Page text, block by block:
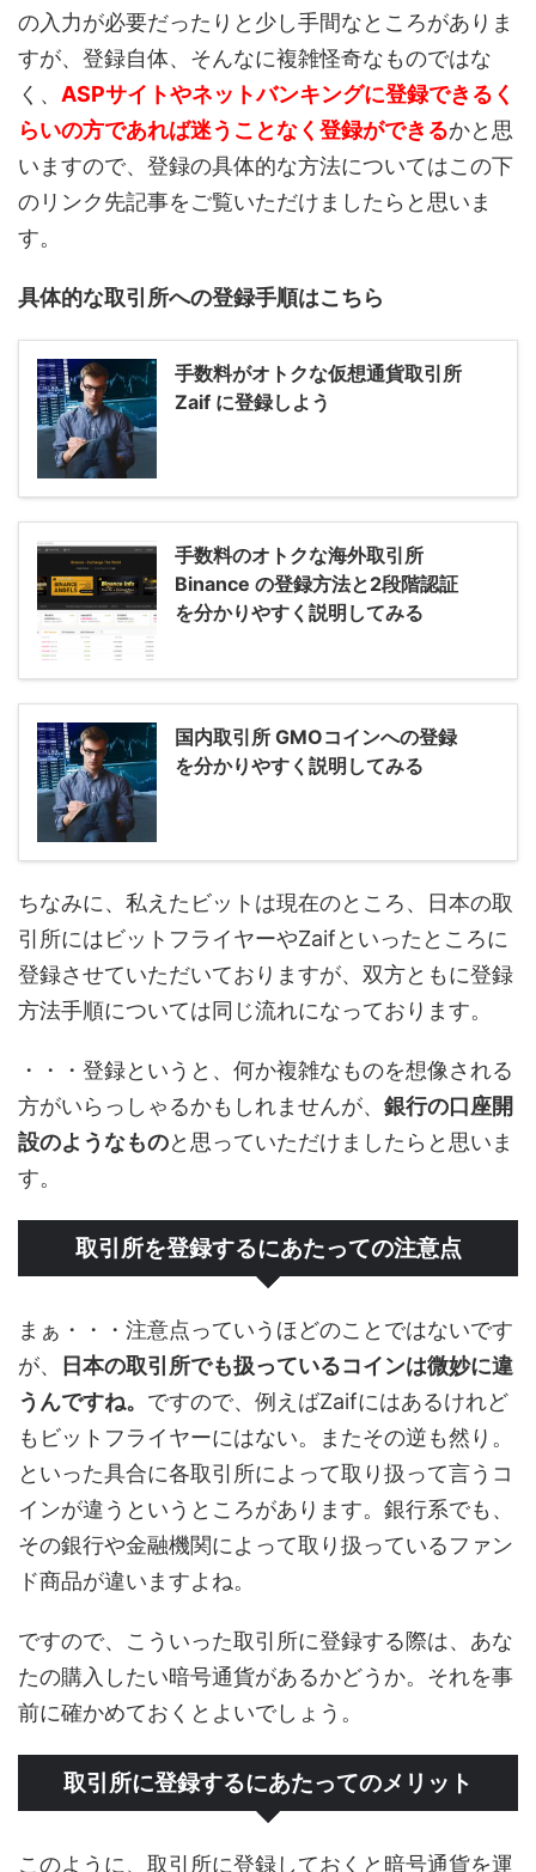
の入力が必要だったりと少し手間なところがありま
すが、登録自体、そんなに複雑怪奇なものではな
く、 ASPサイトやネットバンキングに登録できるく
らいの方であれば迷うことなく登録ができるかと思
いますので、登録の具体的な方法についてはこの下
のリンク先記事をご覧いただけましたらと思いま
す。
具体的な取引所への登録手順はこちら
手数料がオトクな仮想通貨取引所
Zaif に登録しよう
手数料のオトクな海外取引所
Binance の登録方法と2段階認証
を分かりやすく説明してみる
国内取引所 GMOコインへの登録
を分かりやすく説明してみる
ちなみに、私えたビットは現在のところ、日本の取
引所にはビットフライヤーやZaifといったところに
登録させていただいておりますが、双方ともに登録
方法手順については同じ流れになっております。
・・・登録というと、何か複雑なものを想像される
方がいらっしゃるかもしれませんが、 銀行の口座開
設のようなものと思っていただけましたらと思いま
す。
取引所を登録するにあたっての注意点
まぁ・・・注意点っていうほどのことではないです
が、
日本の取引所でも扱っているコインは微妙に違
うんですね。 ですので、例えばZaifにはあるけれど
もビットフライヤーにはない。またその逆も然り。
といった具合に各取引所によって取り扱って言うコ
インが違うというところがあります。銀行系でも、
その銀行や金融機関によって取り扱っているファン
ド商品が違いますよね。
ですので、こういった取引所に登録する際は、あな
たの購入したい暗号通貨があるかどうか。それを事
前に確かめておくとよいでしょう。
取引所に登録するにあたってのメリット
このように、取引所に登録しておくと暗号通貨を運